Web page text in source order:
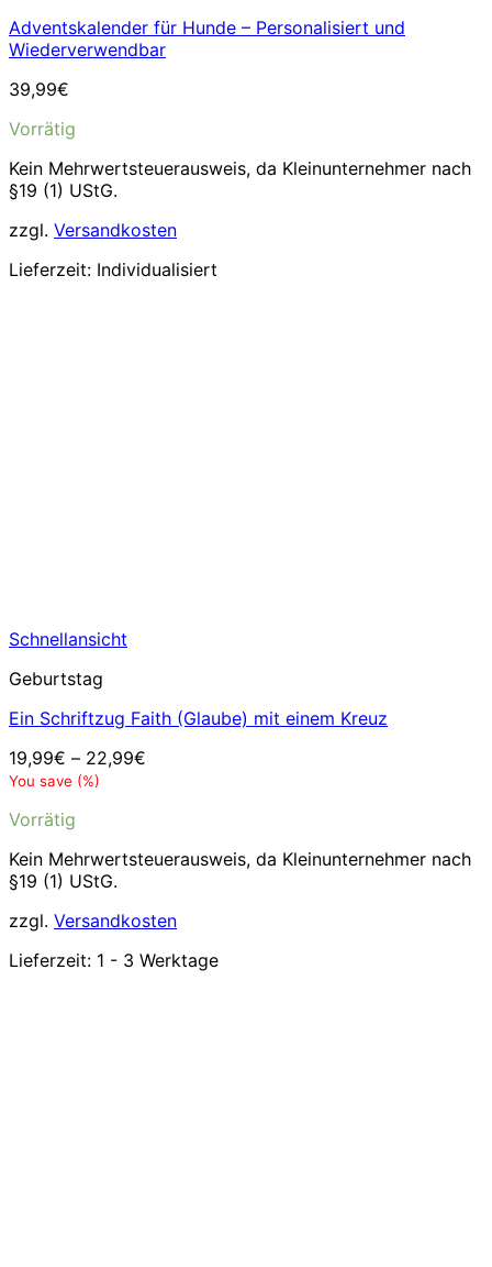
Adventskalender für Hunde – Personalisiert und
Wiederverwendbar
39,99€
Vorrätig
Kein Mehrwertsteuerausweis, da Kleinunternehmer nach
§19 (1) UStG.
zzgl. Versandkosten
Lieferzeit: Individualisiert
Schnellansicht
Geburtstag
Ein Schriftzug Faith (Glaube) mit einem Kreuz
19,99€ – 22,99€
You save (%)
Vorrätig
Kein Mehrwertsteuerausweis, da Kleinunternehmer nach
§19 (1) UStG.
zzgl. Versandkosten
Lieferzeit: 1 - 3 Werktage